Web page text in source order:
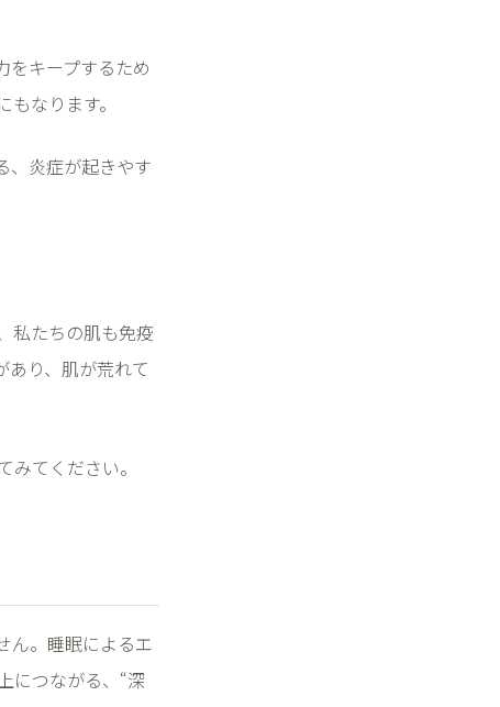
をキープするため
なります。
、炎症が起きやす
私たちの肌も免疫
あり、肌が荒れて
てください。
ん。睡眠によるエ
つながる、 “深